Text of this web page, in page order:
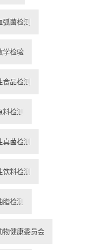
弧菌检测
学检验
食品检测
料检测
真菌检测
饮料检测
脂检测
物健康委员会